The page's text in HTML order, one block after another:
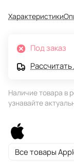
Характеристики
Под заказ
Наличие товара в
узнавайте
Все товары